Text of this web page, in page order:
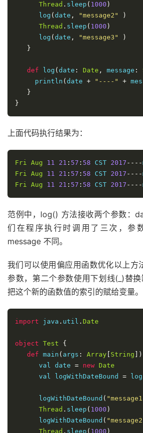
Thread . sleep ( 1000 )
      log
( date , "message2"
)
Thread . sleep ( 1000 )
      log
( date , "message3"
)
}
def log ( date : Date , message :
     println
( date + "----" +
}
}
上面代码执行结果为：
Fri Aug 11 21 : 57 : 58 CST 2017 ----
Fri Aug 11 21 : 57 : 58 CST 2017 ----
Fri Aug 11 21 : 57 : 58 CST 2017 ----
范例中，log() 方法接收两个参数：
们在程序执行时调用了三次，参
message 不同。
我们可以使用偏应用函数优化以上方
参数，第二个参数使用下划线(_)替
把这个新的函数值的索引的赋给变量。
import java . util . Date
object Test
{
def main ( args : Array String ])
      val date
= new Date
      val logWithDateBound
= log
      logWithDateBound
(
Thread . sleep ( 1000 )
      logWithDateBound
(
Thread . sleep ( 1000 )